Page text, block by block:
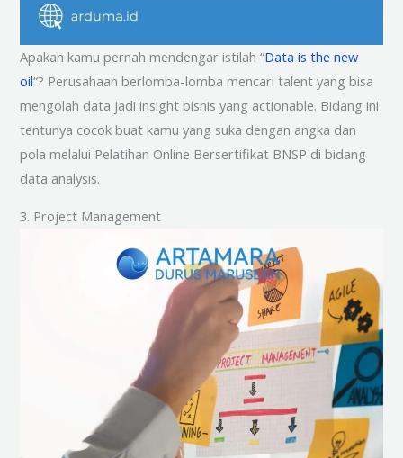
Apakah kamu pernah mendengar istilah “Data is the new
oil“? Perusahaan berlomba-lomba mencari talent yang bisa
mengolah data jadi insight bisnis yang actionable. Bidang ini
tentunya cocok buat kamu yang suka dengan angka dan
pola melalui Pelatihan Online Bersertifikat BNSP di bidang
data analysis.
3. Project Management